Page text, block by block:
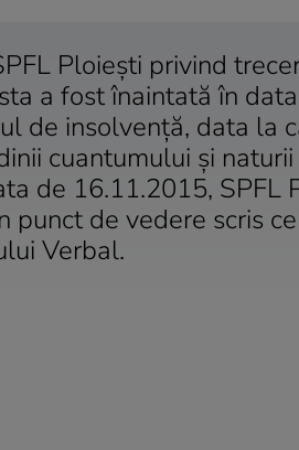
Ploieşti privind
a fost înaintată în
de insolvenţă, data la
cuantumului şi
de 16.11.2015, SPFL
punct de vedere scris
Verbal.